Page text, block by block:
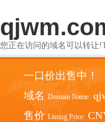
您正在访问的域名可以转让
一口价出售中！
域名 Domain Name:
售价 Listing Price: